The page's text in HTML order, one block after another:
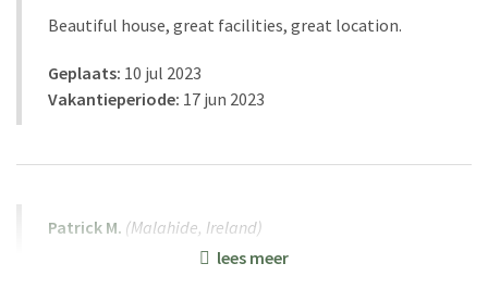
Beautiful house, great facilities, great location.
Geplaats: 10 jul 2023
Vakantieperiode: 17 jun 2023
Patrick M. (Malahide, Ireland)
Salogi is just a wonderful company to deal with.
lees meer